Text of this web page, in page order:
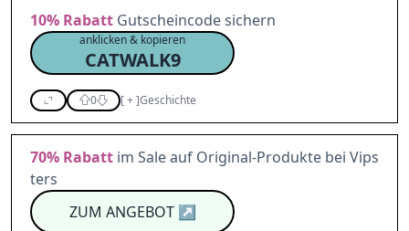
10% Rabatt Gutscheincode sichern
anklicken & kopieren
CATWALK9
0 [+]Geschichte
70% Rabatt im Sale auf Original-Produkte bei Vips
ters
ZUM ANGEBOT↗